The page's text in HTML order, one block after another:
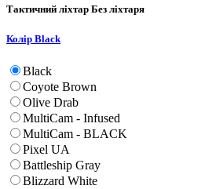
Тактичний ліхтар Без ліхтаря
Колір Black
Black
Coyote Brown
Olive Drab
MultiCam - Infused
MultiCam - BLACK
Pixel UA
Battleship Gray
Blizzard White